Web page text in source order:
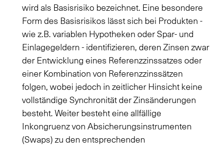
wird als Basisrisiko bezeichnet. Eine besondere
Form des Basisrisikos lässt sich bei Produkten -
wie z.B. variablen Hypotheken oder Spar- und
Einlagegeldern - identifizieren, deren Zinsen zwar
der Entwicklung eines Referenzzinssatzes oder
einer Kombination von Referenzzinssätzen
folgen, wobei jedoch in zeitlicher Hinsicht keine
vollständige Synchronität der Zinsänderungen
besteht. Weiter besteht eine allfällige
Inkongruenz von Absicherungsinstrumenten
(Swaps) zu den entsprechenden